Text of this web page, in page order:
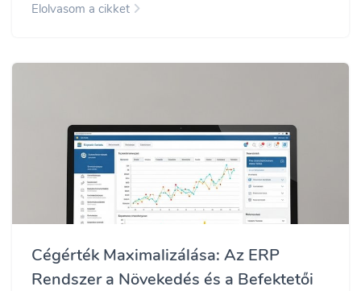
Elolvasom a cikket
Cégérték Maximalizálása: Az ERP
Rendszer a Növekedés és a Befektetői